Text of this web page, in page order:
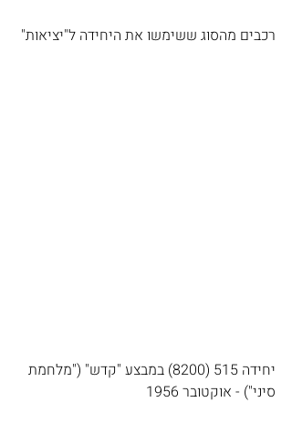
רכבים מהסוג ששימשו את היחידה ל"יציאות"
יחידה 515 (8200) במבצע "קדש" ("מלחמת
סיני") - אוקטובר 1956